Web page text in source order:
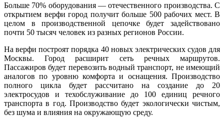
Больше 70% оборудования — отечественного производства. С
открытием верфи город получит больше 500 рабочих мест. В
целом в производственной цепочке будет задействовано
почти 50 тысяч человек из разных регионов России.
На верфи построят порядка 40 новых электрических судов для
Москвы. Город расширит сеть речных маршрутов.
Пассажиров будет перевозить водный транспорт, не имеющий
аналогов по уровню комфорта и оснащения. Производство
полного цикла будет рассчитано на создание до 20
электросудов и техобслуживание до 100 единиц речного
транспорта в год. Производство будет экологически чистым,
без шума и влияния на окружающую среду.